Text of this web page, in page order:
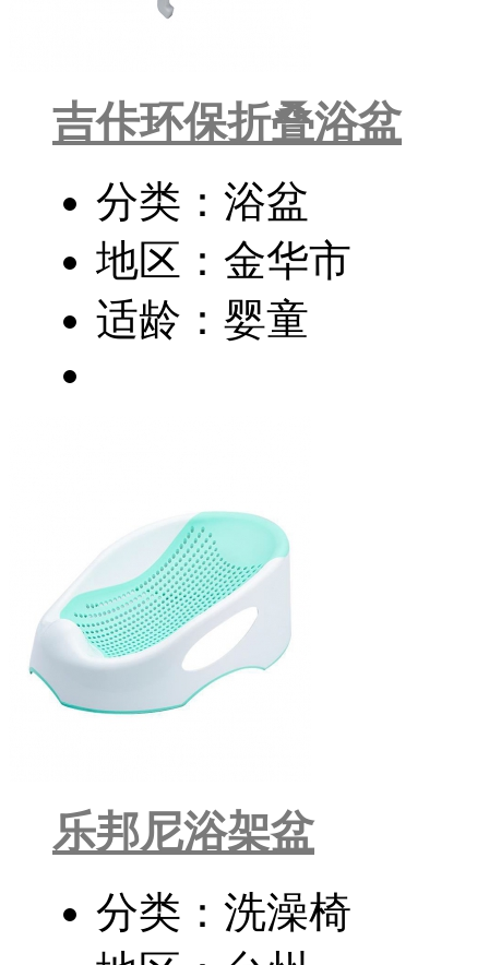
吉佧环保折叠浴盆
分类：浴盆
地区：金华市
适龄：婴童
乐邦尼浴架盆
分类：洗澡椅